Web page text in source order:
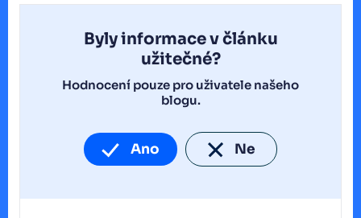
Byly informace v článku
užitečné?
Hodnocení pouze pro uživatele našeho
blogu.
Ano Ne